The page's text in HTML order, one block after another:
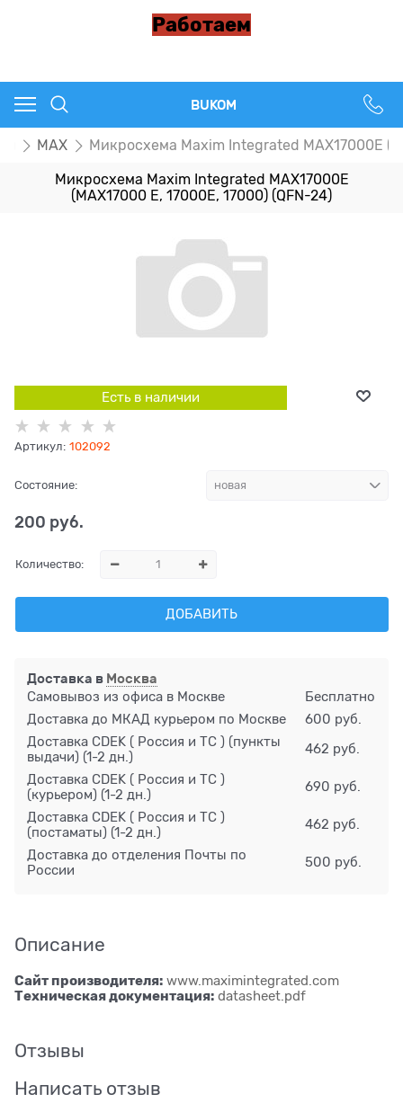
Работаем
BUKOM
MAX Микросхема Maxim Integrated MAX17000E
Микросхема Maxim Integrated MAX17000E
(MAX17000 E, 17000E, 17000) (QFN-24)
Есть в наличии
Артикул: 102092
Состояние:
200 руб.
Количество:
ДОБАВИТЬ
Доставка в Москва
Самовывоз из офиса в Москве
Бесплатно
Доставка до МКАД курьером по Москве
600 руб.
Доставка CDEK ( Россия и ТС ) (пункты
выдачи) (1-2 дн.)
462 руб.
Доставка CDEK ( Россия и ТС )
(курьером) (1-2 дн.)
690 руб.
Доставка CDEK ( Россия и ТС )
(постаматы) (1-2 дн.)
462 руб.
Доставка до отделения Почты по
России
500 руб.
Описание
Сайт производителя: www.maximintegrated.com
Техническая документация: datasheet.pdf
Отзывы
Написать отзыв